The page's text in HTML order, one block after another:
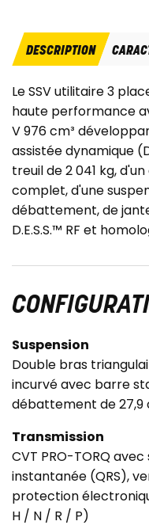
DESCRIPTION
Le SSV utilitaire 3
haute performance
V 976 cm³
assistée dynamique
treuil de 2 041 kg,
complet, d'une
débattement, de
D.E.S.S.™ RF et
Suspension
Double bras
incurvé avec barre
débattement de 27,9
Transmission
CVT PRO-TORQ
instantanée (QRS),
protection
H / N / R / P)